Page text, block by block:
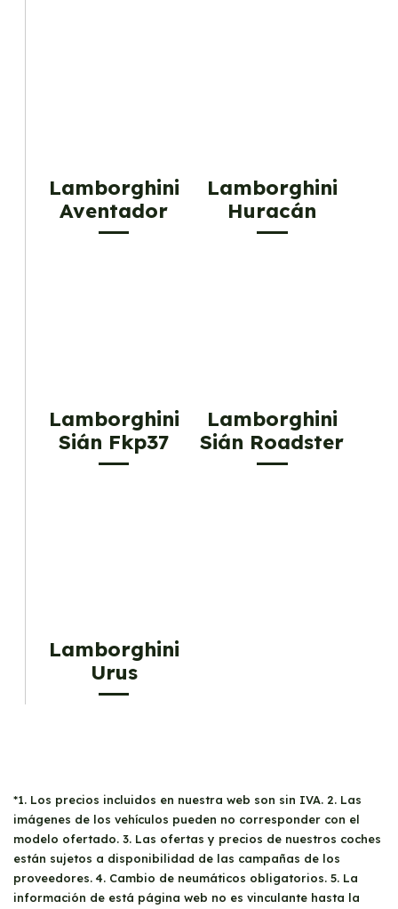
Lamborghini
Aventador
Lamborghini
Huracán
Lamborghini
Sián Fkp37
Lamborghini
Sián Roadster
Lamborghini
Urus
*1. Los precios incluidos en nuestra web son sin IVA. 2. Las
imágenes de los vehículos pueden no corresponder con el
modelo ofertado. 3. Las ofertas y precios de nuestros coches
están sujetos a disponibilidad de las campañas de los
proveedores. 4. Cambio de neumáticos obligatorios. 5. La
información de está página web no es vinculante hasta la